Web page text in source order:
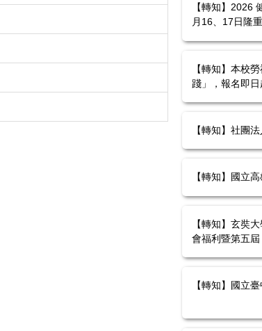
【轉知】2026
月16、17日隆
【轉知】本校
踐」，報名即日
【轉知】社團
【轉知】國立
【轉知】玄奘
會福利暨第五屆
【轉知】國立